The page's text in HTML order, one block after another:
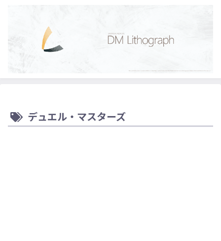
デュエル・マスターズ